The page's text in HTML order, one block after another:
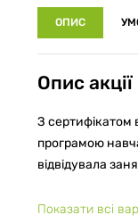
ОПИС
Опис акції
З сертифікатом
програмою
відвідувала
Показати всі